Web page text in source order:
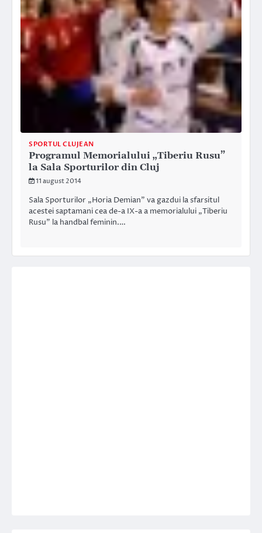
SPORTUL CLUJEAN
Programul Memorialului „Tiberiu Rusu”
la Sala Sporturilor din Cluj
11 august 2014
Sala Sporturilor „Horia Demian” va gazdui la sfarsitul
acestei saptamani cea de-a IX-a a memorialului „Tiberiu
Rusu” la handbal feminin.…